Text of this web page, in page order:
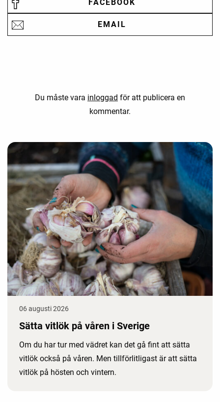
FACEBOOK
EMAIL
Du måste vara inloggad för att publicera en
kommentar.
06 augusti 2026
Sätta vitlök på våren i Sverige
Om du har tur med vädret kan det gå fint att sätta
vitlök också på våren. Men tillförlitligast är att sätta
vitlök på hösten och vintern.